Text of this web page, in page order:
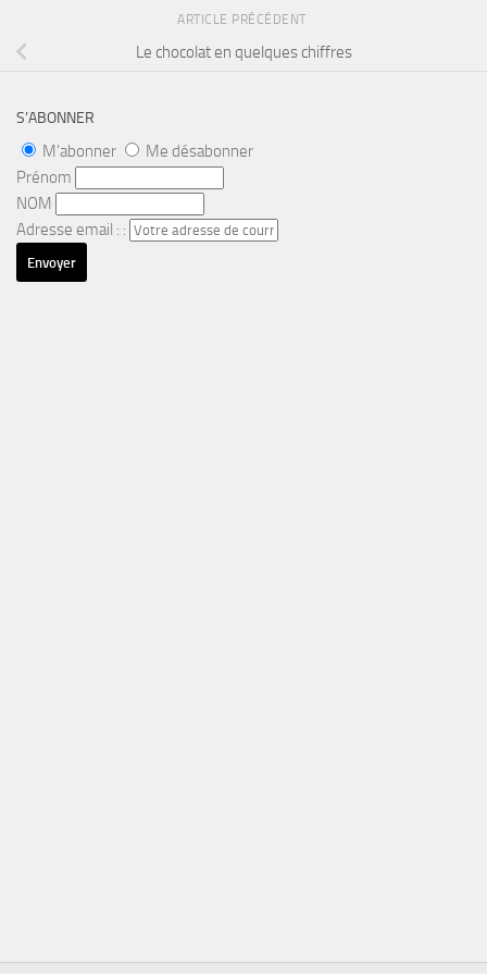
ARTICLE PRÉCÉDENT
Le chocolat en quelques chiffres
S’ABONNER
M'abonner
Me désabonner
Prénom
NOM
Adresse email : :